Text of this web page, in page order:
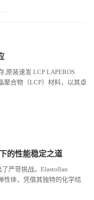
,原装速发 LCP LAPEROS
聚合物（LCP）材料，以其卓
的性能稳定之道
严苛挑战。Elastollan
性体，凭借其独特的化学结